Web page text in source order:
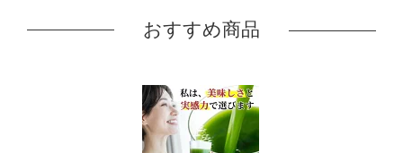
おすすめ商品